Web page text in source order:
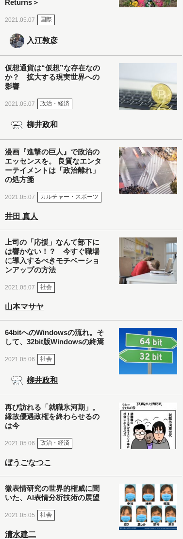
Returns＞
2021.05.07 国際
入江敦彦
仮想通貨は“仮想”な存在なの
か？ 拡大する現実世界への
影響
2021.05.07 政治・経済
柳井政和
漫画『進撃の巨人』で政治の
エッセンスを。 良質なエンタ
ーテイメントは「政治離れ」
の処方箋
2021.05.07 カルチャー・スポーツ
井田 真人
上司の「応援」なんて部下に
は響かない！？ 今すぐ職場
に導入するべきモチベーショ
ンアップの方法
2021.05.07 社会
山本マサヤ
64bitへのWindowsの流れ。そ
して、32bit版Windowsの終焉
2021.05.06 社会
柳井政和
再び訪れる「就職氷河期」。
縁故優遇政権を終わらせるの
は今
2021.05.06 政治・経済
ぼうごなつこ
微表情研究の世界的権威に聞
いた、AI表情分析技術の展望
2021.05.05 社会
清水建二